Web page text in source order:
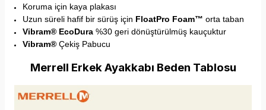
Koruma için kaya plakası
Uzun süreli hafif bir sürüş için FloatPro Foam™ orta taban
Vibram® EcoDura %30 geri dönüştürülmüş kauçuktur
Vibram® Çekiş Pabucu
Merrell Erkek Ayakkabı Beden Tablosu